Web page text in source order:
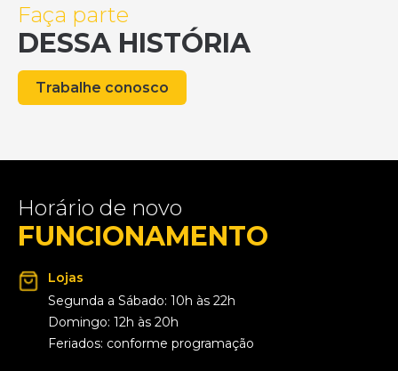
Faça parte
DESSA HISTÓRIA
Trabalhe conosco
Horário de novo
FUNCIONAMENTO
Lojas
Segunda a Sábado: 10h às 22h
Domingo: 12h às 20h
Feriados: conforme programação